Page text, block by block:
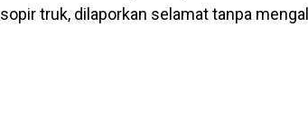
sopir truk, dilaporkan selamat tanpa